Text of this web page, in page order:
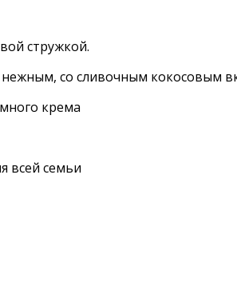
стружкой.
со сливочным кокосовым
всей семьи